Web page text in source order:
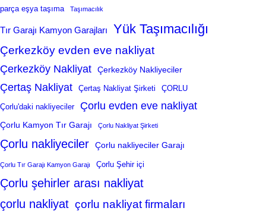
parça eşya taşıma Taşımacılık
Tır Garajı Kamyon Garajları Yük Taşımacılığı
Çerkezköy evden eve nakliyat
Çerkezköy Nakliyat Çerkezköy Nakliyeciler
Çertaş Nakliyat Çertaş Nakliyat Şirketi ÇORLU
Çorlu'daki nakliyeciler Çorlu evden eve nakliyat
Çorlu Kamyon Tır Garajı Çorlu Nakliyat Şirketi
Çorlu nakliyeciler Çorlu nakliyeciler Garajı
Çorlu Tır Garajı Kamyon Garajı Çorlu Şehir içi
Çorlu şehirler arası nakliyat
çorlu nakliyat çorlu nakliyat firmaları